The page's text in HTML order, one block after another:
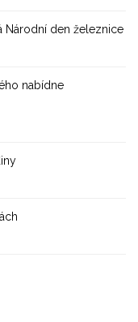
Národní den železnice
nabídne